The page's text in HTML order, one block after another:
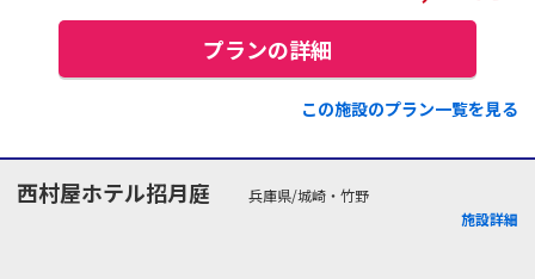
プランの詳細
この施設のプラン一覧を見る
西村屋ホテル招月庭
兵庫県/城崎・竹野
施設詳細